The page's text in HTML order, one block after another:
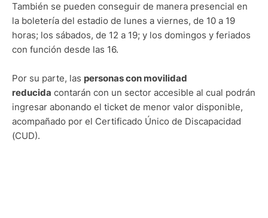
También se pueden conseguir de manera presencial en
la boletería del estadio de lunes a viernes, de 10 a 19
horas; los sábados, de 12 a 19; y los domingos y feriados
con función desde las 16.
Por su parte, las personas con movilidad
reducida contarán con un sector accesible al cual podrán
ingresar abonando el ticket de menor valor disponible,
acompañado por el Certificado Único de Discapacidad
(CUD).